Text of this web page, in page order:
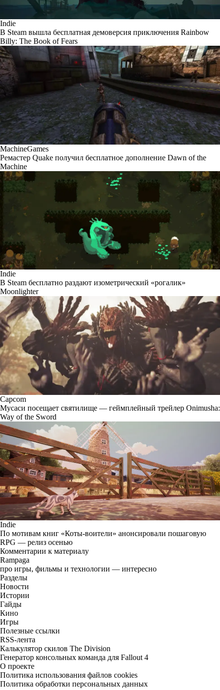
Indie
В Steam вышла бесплатная демоверсия приключения Rainbow
Billy: The Book of Fears
MachineGames
Ремастер Quake получил бесплатное дополнение Dawn of the
Machine
Indie
В Steam бесплатно раздают изометрический «рогалик»
Moonlighter
Capcom
Мусаси посещает святилище — геймплейный трейлер Onimusha:
Way of the Sword
Indie
По мотивам книг «Коты-воители» анонсировали пошаговую
RPG — релиз осенью
Комментарии к материалу
Rampaga
про игры, фильмы и технологии — интересно
Разделы
Новости
Истории
Гайды
Кино
Игры
Полезные ссылки
RSS-лента
Калькулятор скилов The Division
Генератор консольных команда для Fallout 4
О проекте
Политика использования файлов cookies
Политика обработки персональных данных